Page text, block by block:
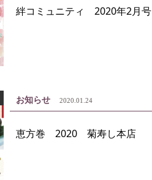
絆コミュニティ 2020年2月号
お知らせ 2020.01.24
恵方巻 2020 菊寿し本店